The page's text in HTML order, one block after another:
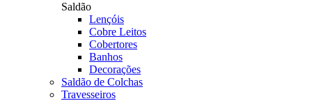
Saldão
Lençóis
Cobre Leitos
Cobertores
Banhos
Decorações
Saldão de Colchas
Travesseiros